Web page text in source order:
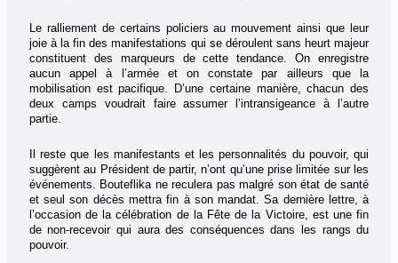
Le ralliement de certains policiers au mouvement ainsi que leur
joie à la fin des manifestations qui se déroulent sans heurt majeur
constituent des marqueurs de cette tendance. On enregistre
aucun appel à l’armée et on constate par ailleurs que la
mobilisation est pacifique. D’une certaine manière, chacun des
deux camps voudrait faire assumer l’intransigeance à l’autre
partie.
Il reste que les manifestants et les personnalités du pouvoir, qui
suggèrent au Président de partir, n’ont qu’une prise limitée sur les
événements. Bouteflika ne reculera pas malgré son état de santé
et seul son décès mettra fin à son mandat. Sa dernière lettre, à
l’occasion de la célébration de la Fête de la Victoire, est une fin
de non-recevoir qui aura des conséquences dans les rangs du
pouvoir.